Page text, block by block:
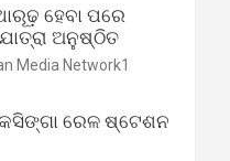
ହେବା ପରେ
ଯାତ୍ରା ଅନୁଷ୍ଠିତ
Media Network1
ରେଳ ଷ୍ଟେଶନ